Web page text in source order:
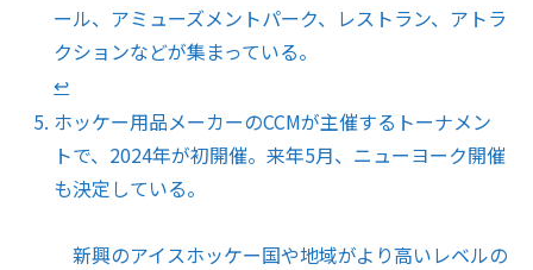
ール、アミューズメントパーク、レストラン、アトラ
クションなどが集まっている。
↩︎
ホッケー用品メーカーのCCMが主催するトーナメン
トで、2024年が初開催。来年5月、ニューヨーク開催
も決定している。
新興のアイスホッケー国や地域がより高いレベルの